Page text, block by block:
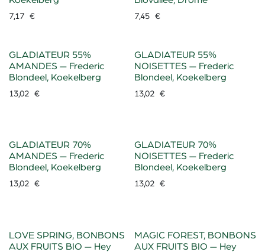
7,17 € 7,45€
GLADIATEUR 55%
AMANDES — Frederic
Blondeel, Koekelberg
13,02 €
GLADIATEUR 55%
NOISETTES — Frederic
Blondeel, Koekelberg
13,02€
GLADIATEUR 70%
AMANDES — Frederic
Blondeel, Koekelberg
13,02 €
GLADIATEUR 70%
NOISETTES — Frederic
Blondeel, Koekelberg
13,02€
LOVE SPRING, BONBONS
AUX FRUITS BIO — Hey
MAGIC FOREST, BONBONS
AUX FRUITS BIO — Hey